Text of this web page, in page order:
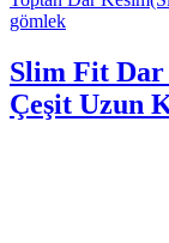
gömlek
Slim Fit Dar
Çeşit Uzun